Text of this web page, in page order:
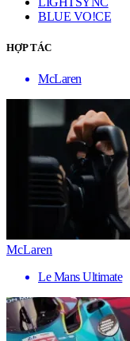
BLUE VO!CE
HỢP TÁC
McLaren
McLaren
Le Mans Ultimate